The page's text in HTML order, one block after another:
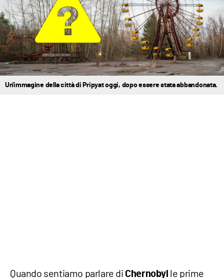
Un'immagine della città di Pripyat oggi, dopo essere stata abbandonata.
Quando sentiamo parlare di Chernobyl le prime